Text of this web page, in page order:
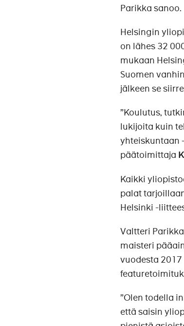
Parikka sanoo.
Helsingin
on lähes 32
mukaan
Suomen
jälkeen se
”Koulutus,
lukijoita kuin
yhteiskuntaan
päätoimittaja
Kaikki
palat
Helsinki -
Valtteri
maisteri
vuodesta
”Olen todella
että saisin